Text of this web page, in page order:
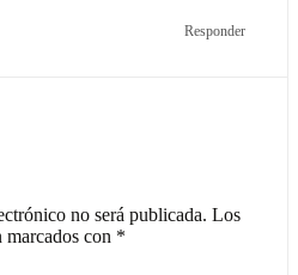
Responder
no será publicada. Los
marcados con *